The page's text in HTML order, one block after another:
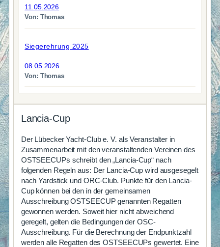
11.05.2026
Von: Thomas
Siegerehrung 2025
08.05.2026
Von: Thomas
Lancia-Cup
Der Lübecker Yacht-Club e. V. als Veranstalter in
Zusammenarbeit mit den veranstaltenden Vereinen des
OSTSEECUPs schreibt den „Lancia-Cup“ nach
folgenden Regeln aus: Der Lancia-Cup wird ausgesegelt
nach Yardstick und ORC-Club. Punkte für den Lancia-
Cup können bei den in der gemeinsamen
Ausschreibung OSTSEECUP genannten Regatten
gewonnen werden. Soweit hier nicht abweichend
geregelt, gelten die Bedingungen der OSC-
Ausschreibung. Für die Berechnung der Endpunktzahl
werden alle Regatten des OSTSEECUPs gewertet. Eine